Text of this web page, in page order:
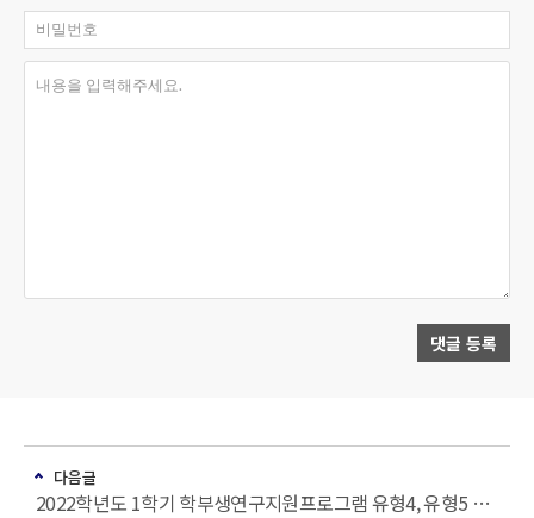
비밀번호
내용을 입력해주세요.
댓글 등록
다음글
2022학년도 1학기 학부생연구지원프로그램 유형4, 유형5 신청 안내(~3/28까지)(서류수정)